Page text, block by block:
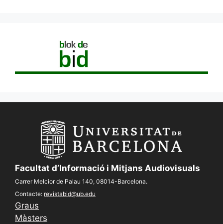
Facultat d’Informació i Mitjans Audiovisuals
Carrer Melcior de Palau 140, 08014-Barcelona.
Contacte: revistabid@ub.edu
Graus
Màsters